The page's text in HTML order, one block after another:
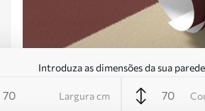
Introduza as dimensões da sua parede
Largura cm